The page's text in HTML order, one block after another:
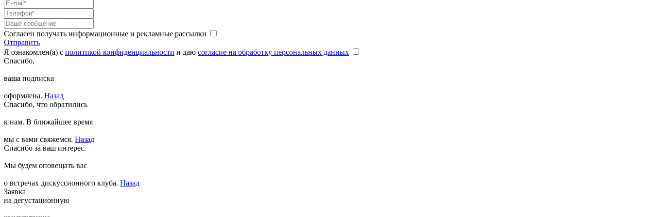
Согласен получать информационные и рекламные рассылки
Отправить
Я ознакомлен(а) с политикой конфиденциальности и даю согласие на обработку персональных данных
Спасибо,
ваша подписка
оформлена. Назад
Спасибо, что обратились
к нам. В ближайшее время
мы с вами свяжемся. Назад
Спасибо за ваш интерес.
Мы будем оповещать вас
о встречах дискуссионного клуба. Назад
Заявка
на дегустационную